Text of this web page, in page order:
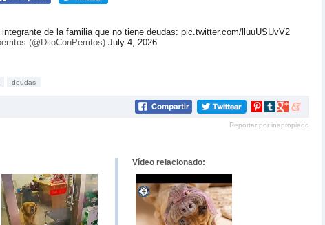
de la familia que no tiene deudas: pic.twitter.com/lluuUSUvV2
(@DiloConPerritos) July 4, 2026
deudas
Compartir
Pinterest
Compartir
tumblr
Compartir
Google+
Compartir
meneame
Reportar por inapropiado
Vídeo relacionado: